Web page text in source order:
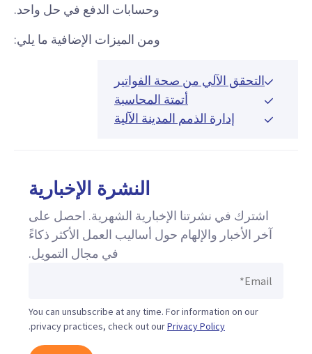
وحسابات الدفع في حل واحد.
ومن الميزات الإضافية ما يلي:
التحقق الآلي من صحة الفواتير
أتمتة المحاسبة
إدارة الذمم المدينة الآلية
النشرة الإخبارية
اشترك في نشرتنا الإخبارية الشهرية. احصل على
آخر الأخبار والإلهام حول أساليب العمل الأكثر ذكاءً
في مجال التمويل.
You can unsubscribe at any time. For information on our
privacy practices, check out ourPrivacy Policy
.